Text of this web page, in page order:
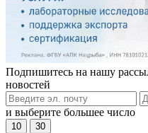
Подпишитесь на нашу
новостей
и выберите большее число
10 30